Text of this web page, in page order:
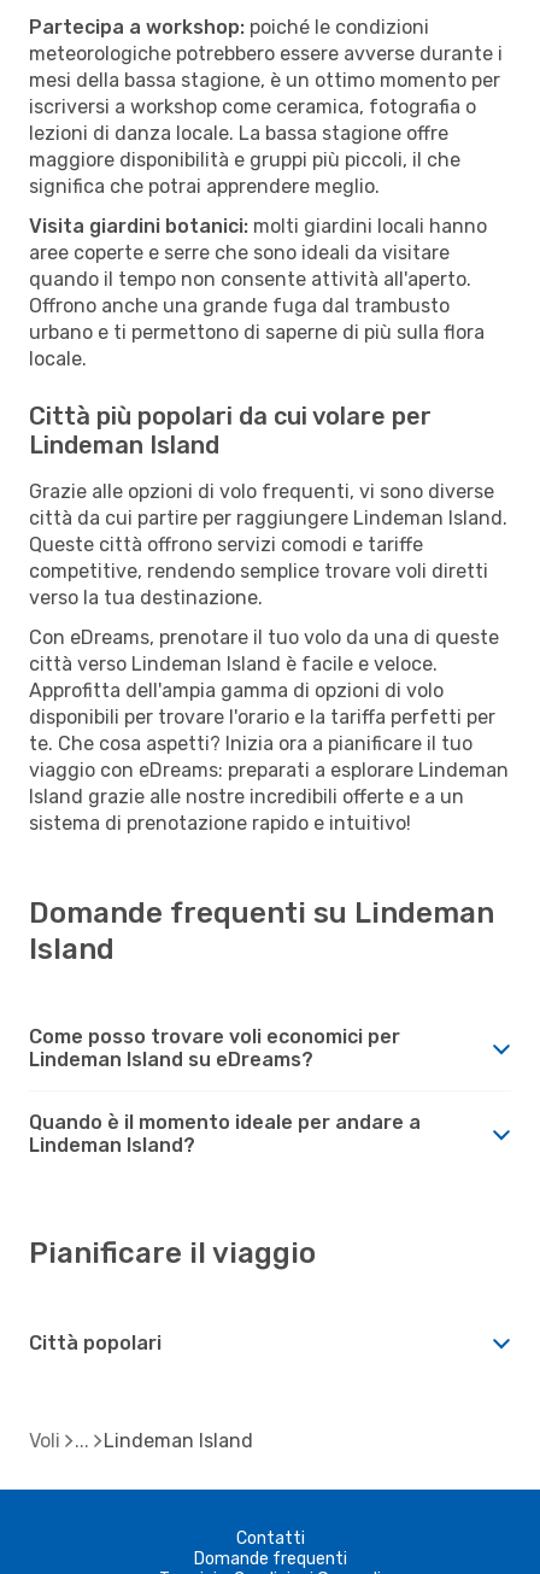
Partecipa a workshop: poiché le condizioni
meteorologiche potrebbero essere avverse durante i
mesi della bassa stagione, è un ottimo momento per
iscriversi a workshop come ceramica, fotografia o
lezioni di danza locale. La bassa stagione offre
maggiore disponibilità e gruppi più piccoli, il che
significa che potrai apprendere meglio.
Visita giardini botanici: molti giardini locali hanno
aree coperte e serre che sono ideali da visitare
quando il tempo non consente attività all'aperto.
Offrono anche una grande fuga dal trambusto
urbano e ti permettono di saperne di più sulla flora
locale.
Città più popolari da cui volare per
Lindeman Island
Grazie alle opzioni di volo frequenti, vi sono diverse
città da cui partire per raggiungere Lindeman Island.
Queste città offrono servizi comodi e tariffe
competitive, rendendo semplice trovare voli diretti
verso la tua destinazione.
Con eDreams, prenotare il tuo volo da una di queste
città verso Lindeman Island è facile e veloce.
Approfitta dell'ampia gamma di opzioni di volo
disponibili per trovare l'orario e la tariffa perfetti per
te. Che cosa aspetti? Inizia ora a pianificare il tuo
viaggio con eDreams: preparati a esplorare Lindeman
Island grazie alle nostre incredibili offerte e a un
sistema di prenotazione rapido e intuitivo!
Domande frequenti su Lindeman
Island
Come posso trovare voli economici per
Lindeman Island su eDreams?
Quando è il momento ideale per andare a
Lindeman Island?
Pianificare il viaggio
Città popolari
Voli Lindeman Island
Contatti
Domande frequenti